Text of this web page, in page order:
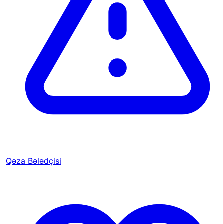
Qəza Bələdçisi